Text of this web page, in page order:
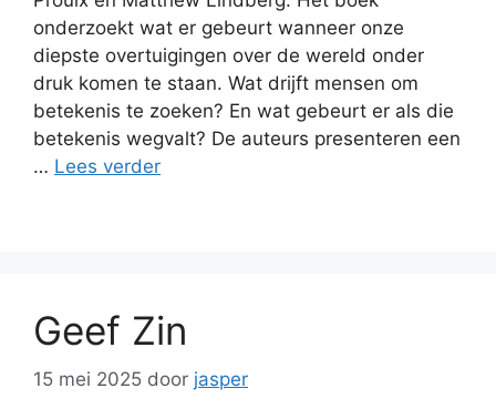
onderzoekt wat er gebeurt wanneer onze
diepste overtuigingen over de wereld onder
druk komen te staan. Wat drijft mensen om
betekenis te zoeken? En wat gebeurt er als die
betekenis wegvalt? De auteurs presenteren een
… Lees verder
Geef Zin
15 mei 2025 door jasper